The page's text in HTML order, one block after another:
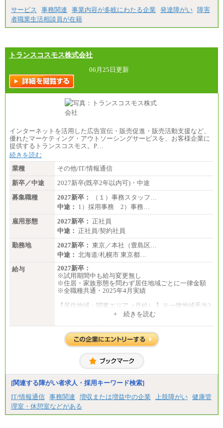
サービス
事務関連 事業内容が多岐にわたる企業 発達障がい 障害
者職業生活相談員が在籍
トランスコスモス株式会社
06月25日更新
インターネットを活用した広告宣伝・販売促進・販売活動支援など、
優れたマーケティング・アウトソーシングサービスを、お客様企業に
提供するトランスコスモス。P…
続きを読む
業種
その他/IT/情報通信
新卒／中途
2027新卒(既卒2年以内可)・中途
募集職種
2027新卒：
（１）事務スタッフ…
中途： 1）採用事務 2）事務…
雇用形態
2027新卒： 正社員
中途： 正社員/契約社員
勤務地
2027新卒： 東京／本社（豊島区…
中途： 北海道/札幌市 東京都…
給与
2027新卒：
※試用期間中も給与変更無し
※住居・家族形態を問わず居住地域ごとに一律金額
※全職種共通・2025年4月実績
【居住地域：関東エリア（月給） 】※一律地域手当2
大学卒：250,000円
高専卒：244,800円
短大・専門3年制卒：235,300円
専門1年制卒：212,900円
【居住地域：関西エリア（月給） 】※一律地域手当1
5,000円含む
大学院卒：266,100円
大学卒：240,000円
高専卒：234,800円
短大・専門3年制卒：225,300円
+ 続きを読む
[関連する障がい者求人・採用キーワード検索]
IT/情報通信 事務関連 増収または増益中の企業 上肢障がい 健康管
理室・休憩室などがある